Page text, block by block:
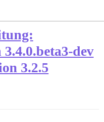
dev
3.2.5